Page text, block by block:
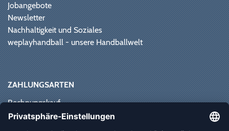
Jobangebote
Newsletter
Nachhaltigkeit und Soziales
weplayhandball - unsere Handballwelt
ZAHLUNGSARTEN
Rechnungskauf
Paypal